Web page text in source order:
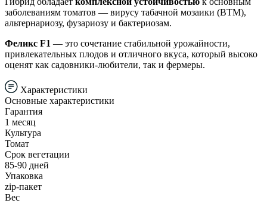
заболеваниям томатов — вирусу табачной мозаики (ВТМ),
альтернариозу, фузариозу и бактериозам.
Феликс F1 — это сочетание стабильной урожайности,
привлекательных плодов и отличного вкуса, который высоко
оценят как садовники-любители, так и фермеры.
Характеристики
Основные характеристики
Гарантия
1 месяц
Культура
Томат
Срок вегетации
85-90 дней
Упаковка
zip-пакет
Вес